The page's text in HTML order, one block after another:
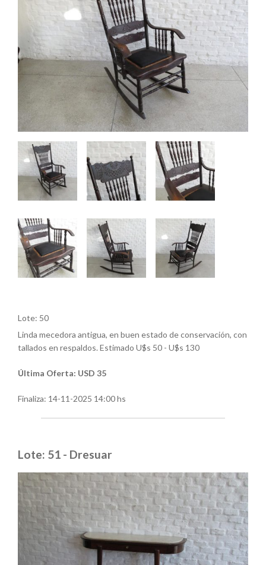
Lote: 50
Linda mecedora antigua, en buen estado de conservación, con
tallados en respaldos. Estimado U$s 50 - U$s 130
Última Oferta: USD 35
Finaliza: 14-11-2025 14:00 hs
Lote: 51 - Dresuar